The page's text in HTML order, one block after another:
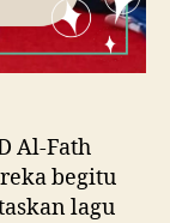
Al-Fath
begitu
lagu